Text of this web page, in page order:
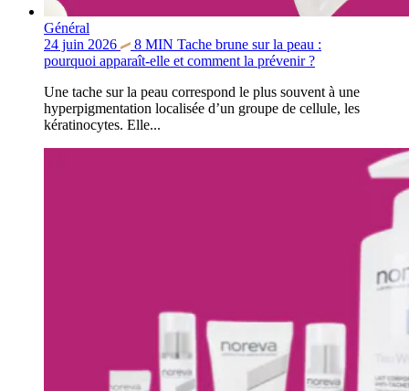
Général
24 juin 2026
8 MIN Tache brune sur la peau :
pourquoi apparaît-elle et comment la prévenir ?
Une tache sur la peau correspond le plus souvent à une
hyperpigmentation localisée d’un groupe de cellule, les
kératinocytes. Elle...